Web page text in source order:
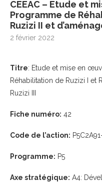
CEEAC – Etude et
Programme de
Ruzizi II et
2 février 2022
Titre: Etude et mise en
Réhabilitation de Ruzizi I et
Ruzizi III
Fiche numéro: 42
Code de l’action:
Programme: P5
Axe stratégique: A4: